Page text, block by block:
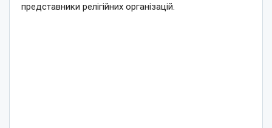
представники релігійних організацій.